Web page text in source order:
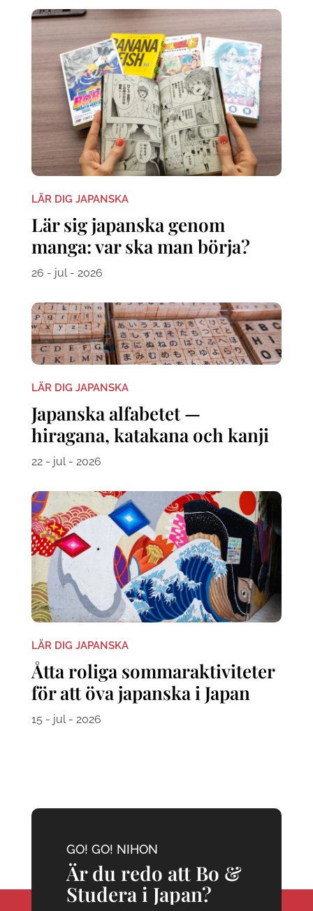
LÄR DIG JAPANSKA
Lär sig japanska genom
manga: var ska man börja?
26 - jul - 2026
LÄR DIG JAPANSKA
Japanska alfabetet —
hiragana, katakana och kanji
22 - jul - 2026
LÄR DIG JAPANSKA
Åtta roliga sommaraktiviteter
för att öva japanska i Japan
15 - jul - 2026
GO! GO! NIHON
Är du redo att Bo &
Studera i Japan?